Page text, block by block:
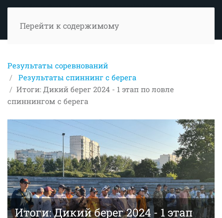
Перейти к содержимому
Результаты соревнований
Результаты спиннинг с берега
Итоги: Дикий берег 2024 - 1 этап по ловле
спиннингом с берега
Итоги: Дикий берег 2024 - 1 этап